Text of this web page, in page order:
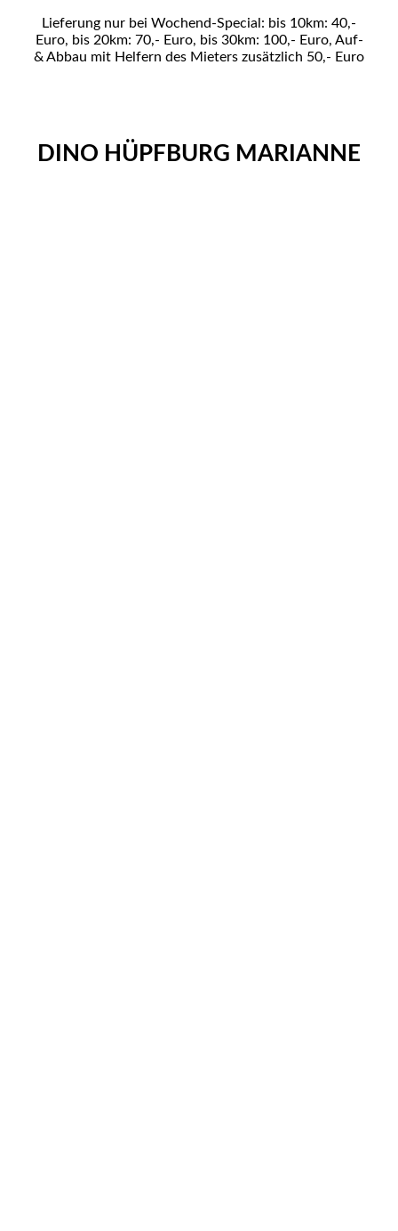
Lieferung nur bei Wochend-Special: bis 10km: 40,-
Euro, bis 20km: 70,- Euro, bis 30km: 100,- Euro, Auf-
& Abbau mit Helfern des Mieters zusätzlich 50,- Euro
DINO HÜPFBURG MARIANNE